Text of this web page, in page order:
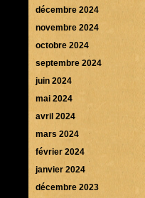
décembre 2024
novembre 2024
octobre 2024
septembre 2024
juin 2024
mai 2024
avril 2024
mars 2024
février 2024
janvier 2024
décembre 2023